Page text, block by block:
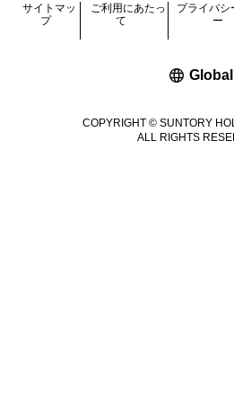
COPYRIGHT © SUNTORY
ALL RIGHTS
サイトマッ
プ
ご利用にあたっ
て
プライバシ
ー
Global